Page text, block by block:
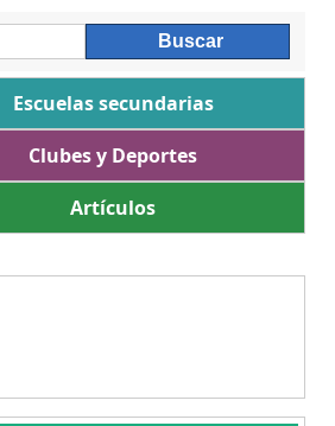
Escuelas secundarias
Clubes y Deportes
Artículos